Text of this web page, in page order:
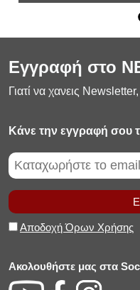
Εγγραφή στο
Γιατί να χανεις
Κάνε την εγγραφή σου
Αποδοχή Όρων Χρήσης
Ακολουθήστε μας στα